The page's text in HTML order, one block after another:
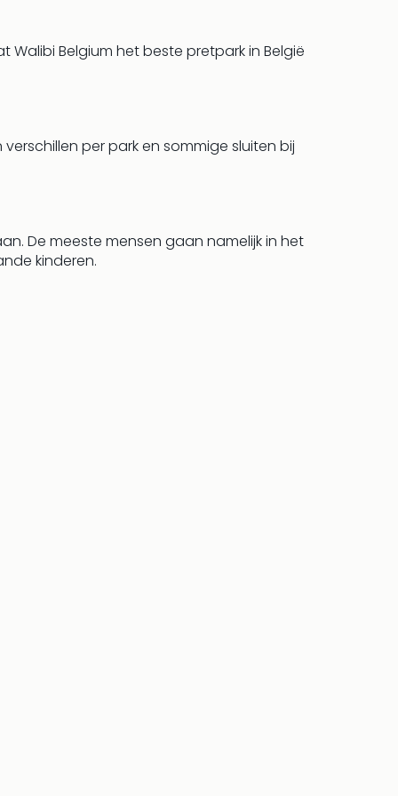
Belgium het beste pretpark in België
per park en sommige sluiten bij
De meeste mensen gaan namelijk in het
kinderen.